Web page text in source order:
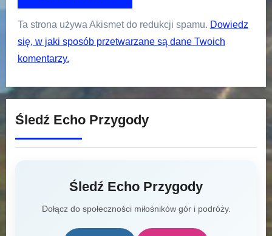
Ta strona używa Akismet do redukcji spamu. Dowiedz
się, w jaki sposób przetwarzane są dane Twoich
komentarzy.
Śledź Echo Przygody
Śledź Echo Przygody
Dołącz do społeczności miłośników gór i podróży.